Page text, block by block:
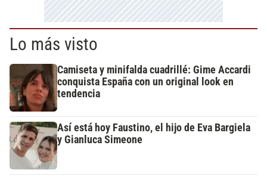
Lo más visto
Camiseta y minifalda cuadrillé: Gime Accardi
conquista España con un original look en
tendencia
Así está hoy Faustino, el hijo de Eva Bargiela
y Gianluca Simeone